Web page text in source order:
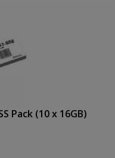
Pack (10 x 16GB)